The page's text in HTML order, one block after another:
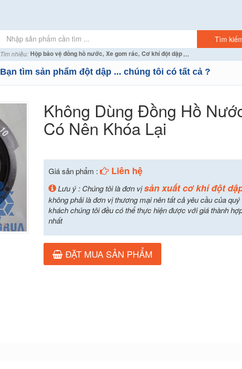
Tìm nhiều: Hộp bảo vệ đồng hồ nước, Xe gom rác, Cơ khí đột dập...
Bạn tìm sản phẩm đột dập ... chúng tôi có tất cả ?
Không Dùng Đồng Hồ
Có Nên Khóa Lại
Giá sản phẩm : Liên hệ
Lưu ý : Chúng tôi là đơn vịsản xuất cơ khí đột
không phải là đơn vị thương mại nên tất cả yêu cầu của quý
khách chúng tôi đều có thể thực hiện được với giá thành
nhất
ĐẶT MUA SẢN PHẨM